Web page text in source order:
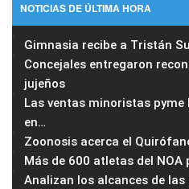
NOTICIAS DE ÚLTIMA HORA
Gimnasia recibe a Tristán
Concejales entregaron
jujeños
Las ventas minoristas
en…
Zoonosis acerca el
Más de 600 atletas del
Analizan los alcances de